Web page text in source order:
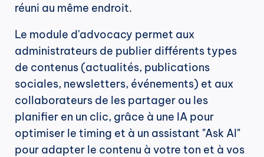
réuni au même endroit.
Le module d'advocacy permet aux
administrateurs de publier différents types
de contenus (actualités, publications
sociales, newsletters, événements) et aux
collaborateurs de les partager ou les
planifier en un clic, grâce à une IA pour
optimiser le timing et à un assistant "Ask AI"
pour adapter le contenu à votre ton et à vos